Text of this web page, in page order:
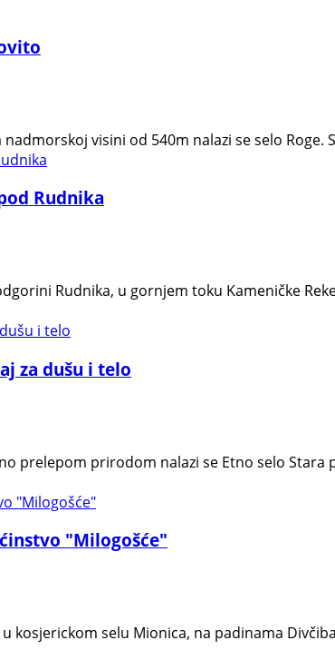
visini od 540m nalazi se selo
Rudnika
Rudnika, u gornjem toku Kameničke
za dušu i telo
prelepom prirodom nalazi se Etno selo
"Milogošće"
kosjerickom selu Mionica, na padinama